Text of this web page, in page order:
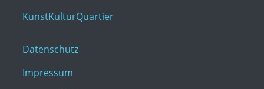
KunstKulturQuartier
Datenschutz
Impressum